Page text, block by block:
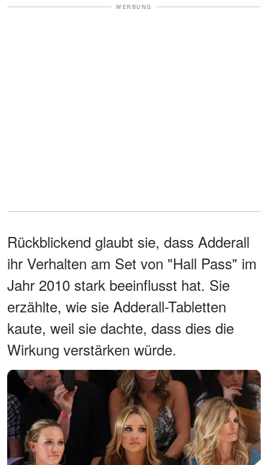
WERBUNG
Rückblickend glaubt sie, dass Adderall
ihr Verhalten am Set von "Hall Pass" im
Jahr 2010 stark beeinflusst hat. Sie
erzählte, wie sie Adderall-Tabletten
kaute, weil sie dachte, dass dies die
Wirkung verstärken würde.